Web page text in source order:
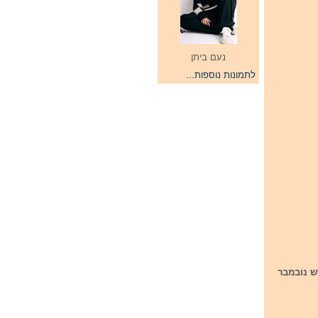
נעם ביתן
לתמונות נוספות...
נובמבר